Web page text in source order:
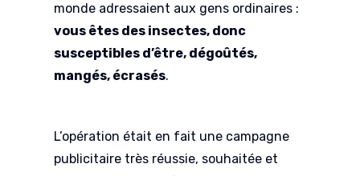
monde adressaient aux gens ordinaires :
vous êtes des insectes, donc
susceptibles d’être, dégoûtés,
mangés, écrasés.
L’opération était en fait une campagne
publicitaire très réussie, souhaitée et